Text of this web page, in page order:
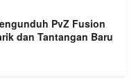
PvZ Fusion
dan Tantangan Baru